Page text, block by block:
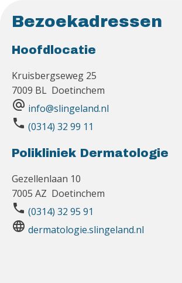
Bezoekadressen
Hoofdlocatie
Kruisbergseweg 25
7009 BL Doetinchem
alternate_email info@slingeland.nl
phone (0314) 32 99 11
Polikliniek Dermatologie
Gezellenlaan 10
7005 AZ Doetinchem
phone (0314) 32 95 91
language dermatologie.slingeland.nl